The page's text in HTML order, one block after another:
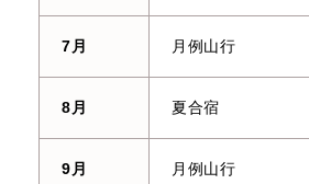
7月 月例山行
8月 夏合宿
9月 月例山行